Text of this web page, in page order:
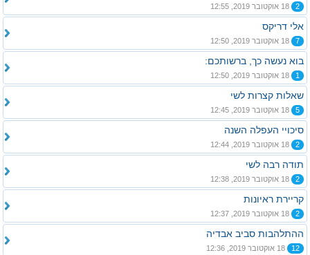
2
אלי דריקס
7
בוא נעשה כך, ברשותכם:
1
שאלות קצרות לשי
5
סיכויי העפלה השנה
2
תודה רבה לשי
2
קריירת ראיונות
2
ההתלהבות סביב אבדיה
12